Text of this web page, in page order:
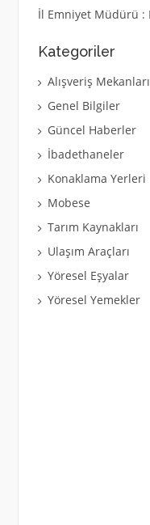
İl Emniyet Müdürü :
Kategoriler
Alışveriş Mekanları
Genel Bilgiler
Güncel Haberler
İbadethaneler
Konaklama Yerleri
Mobese
Tarım Kaynakları
Ulaşım Araçları
Yöresel Eşyalar
Yöresel Yemekler